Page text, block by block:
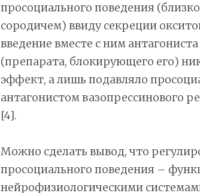
просоциального поведения
сородичем) ввиду секреции
введение вместе с ним
(препарата, блокирующего его)
эффект, а лишь подавляло
антагонистом вазопрессинового
[4].
Можно сделать вывод, что
просоциального поведения –
нейрофизиологическими